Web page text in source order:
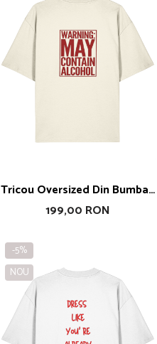
Tricou Oversized Din Bumbac
Organic Warning May Alcohol
199,00 RON
-5%
NOU